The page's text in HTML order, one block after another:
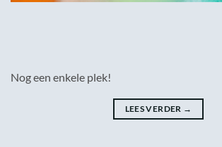
Nog een enkele plek!
LEES VERDER →